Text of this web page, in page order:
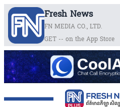
Fresh News
FN MEDIA CO., LTD.
GET -- on the App Store